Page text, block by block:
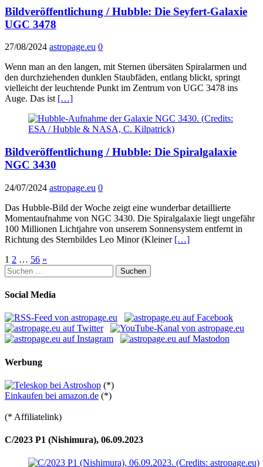
Bildveröffentlichung / Hubble: Die Seyfert-Galaxie
UGC 3478
27/08/2024 astropage.eu 0
Wenn man an den langen, mit Sternen übersäten Spiralarmen und
den durchziehenden dunklen Staubfäden, entlang blickt, springt
vielleicht der leuchtende Punkt im Zentrum von UGC 3478 ins
Auge. Das ist […]
Bildveröffentlichung / Hubble: Die Spiralgalaxie
NGC 3430
24/07/2024 astropage.eu 0
Das Hubble-Bild der Woche zeigt eine wunderbar detaillierte
Momentaufnahme von NGC 3430. Die Spiralgalaxie liegt ungefähr
100 Millionen Lichtjahre von unserem Sonnensystem entfernt in
Richtung des Sternbildes Leo Minor (Kleiner […]
Seitennummerierung
der
Beiträge
1 2 … 56 »
Suchen
nach:
Social Media
Werbung
(*)
Einkaufen bei amazon.de (*)
(* Affiliatelink)
C/2023 P1 (Nishimura), 06.09.2023